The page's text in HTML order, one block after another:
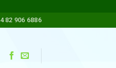
82 906 6886